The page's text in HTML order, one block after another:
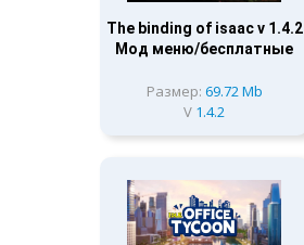
The binding of isaac v 1.4.2
Мод меню/бесплатные
Размер: 69.72 Mb
V 1.4.2